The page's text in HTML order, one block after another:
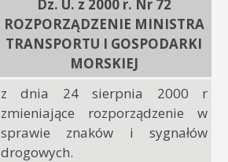
Dz. U. z 2000 r. Nr 72
ROZPORZĄDZENIE MINISTRA
TRANSPORTU I GOSPODARKI
MORSKIEJ
z dnia 24 sierpnia 2000 r
zmieniające rozporządzenie w
sprawie znaków i sygnałów
drogowych.